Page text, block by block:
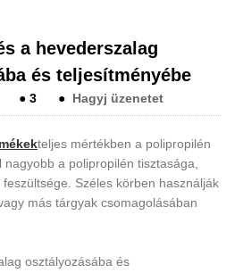
a hevederszalag
és teljesítményébe
●3 ● Hagyj üzenetet
teljes mértékben a polipropilén
a polipropilén tisztasága,
Széles körben használják
más tárgyak csomagolásában
osztályozásába és